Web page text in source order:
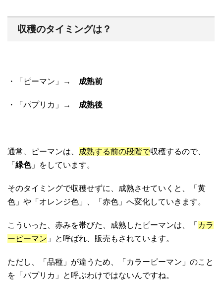
収穫のタイミングは？
・「ピーマン」→ 成熟前
・「パプリカ」→ 成熟後
通常、ピーマンは、 成熟する前の段階で収穫するので、
「 緑色」をしています。
そのタイミングで収穫せずに、成熟させていくと、「黄
色」や「オレンジ色」、「赤色」へ変化していきます。
こういった、赤みを帯びた、成熟したピーマンは、「 カラ
ーピーマン 」と呼ばれ、販売もされています。
ただし、「品種」が違うため、「カラーピーマン」のこと
を「パプリカ」と呼ぶわけではないんですね。